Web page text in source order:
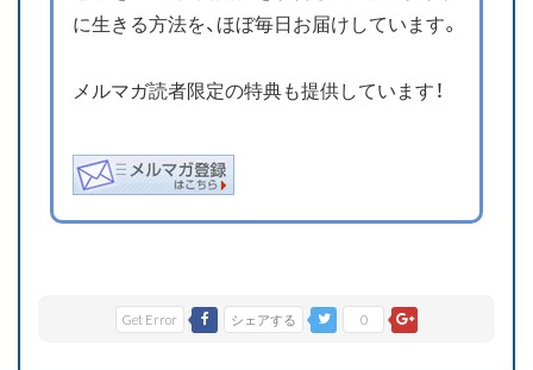
に生きる方法を、ほぼ毎日お届けしています。
メルマガ読者限定の特典も提供しています！
Get Error シェアする 0